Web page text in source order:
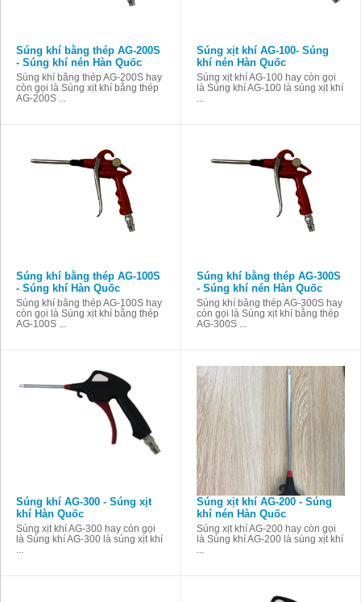
Súng khí bằng thép AG-200S
- Súng khí nén Hàn Quốc
Súng khí bằng thép AG-200S hay
còn gọi là Súng xịt khí bằng thép
AG-200S ...
Súng xịt khí AG-100- Súng
khí nén Hàn Quốc
Súng xịt khí AG-100 hay còn gọi
là Súng khí AG-100 là súng xịt khí
...
Súng khí bằng thép AG-100S
- Súng khí Hàn Quốc
Súng khí bằng thép AG-100S hay
còn gọi là Súng xịt khí bằng thép
AG-100S ...
Súng khí bằng thép AG-300S
- Súng khí nén Hàn Quốc
Súng khí bằng thép AG-300S hay
còn gọi là Súng xịt khí bằng thép
AG-300S ...
Súng khí AG-300 - Súng xịt
khí Hàn Quốc
Súng xịt khí AG-300 hay còn gọi
là Súng khí AG-300 là súng xịt khí
...
Súng xịt khí AG-200 - Súng
khí nén Hàn Quốc
Súng xịt khí AG-200 hay còn gọi
là Súng khí AG-200 là súng xịt khí
...